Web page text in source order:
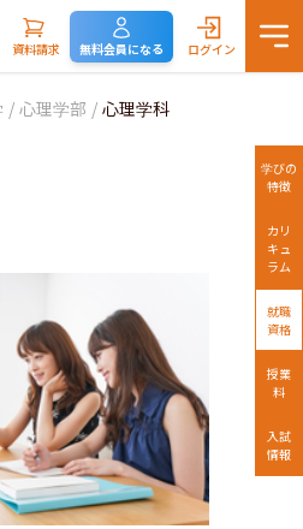
資料請求 無料会員になる ログイン
/ 心理学部 / 心理学科
学びの
特徴
カリ
キュ
ラム
就職
資格
授業
料
入試
情報